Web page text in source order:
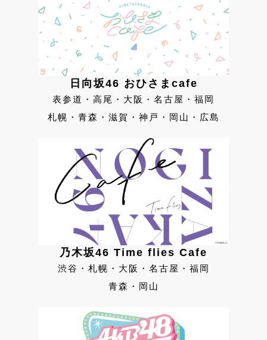
日向坂46 おひさまcafe
表参道・高尾・大阪・名古屋・福岡
札幌・青森・滋賀・神戸・岡山・広島
乃木坂46 Time flies Cafe
渋谷・札幌・大阪・名古屋・福岡
青森・岡山